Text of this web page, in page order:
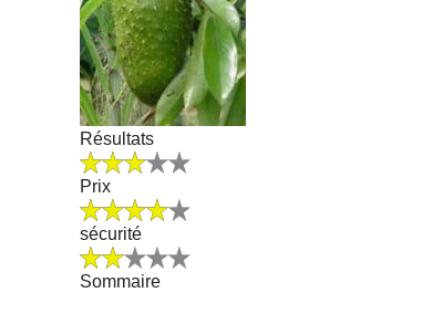
Résultats
Prix
sécurité
Sommaire